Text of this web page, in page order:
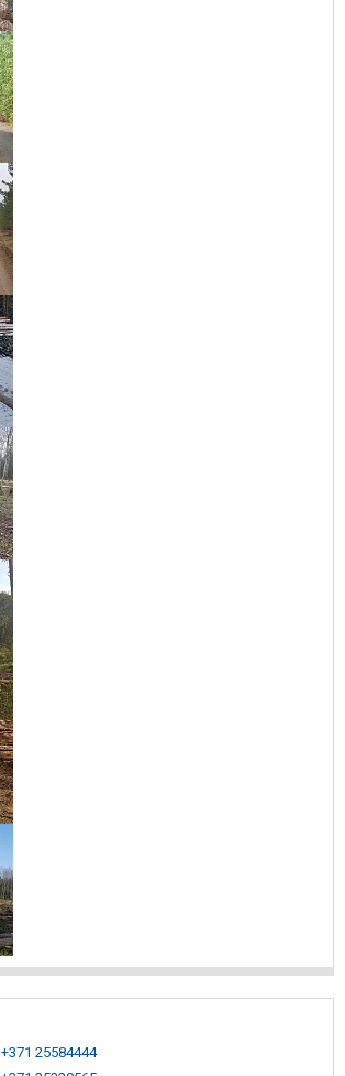
+371 25584444